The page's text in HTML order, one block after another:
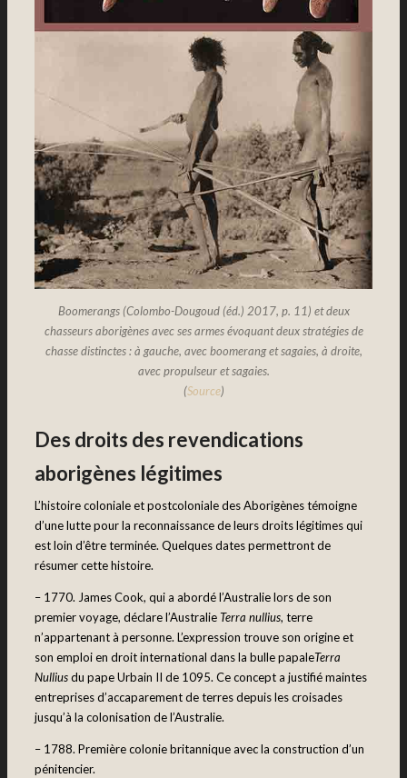
Boomerangs (Colombo-Dougoud (éd.) 2017, p. 11) et deux
chasseurs aborigènes avec ses armes évoquant deux stratégies de
chasse distinctes : à gauche, avec boomerang et sagaies, à droite,
avec propulseur et sagaies.
(Source)
Des droits des revendications
aborigènes légitimes
L’histoire coloniale et postcoloniale des Aborigènes témoigne
d’une lutte pour la reconnaissance de leurs droits légitimes qui
est loin d’être terminée. Quelques dates permettront de
résumer cette histoire.
– 1770. James Cook, qui a abordé l’Australie lors de son
premier voyage, déclare l’AustralieTerra nullius, terre
n’appartenant à personne. L’expression trouve son origine et
son emploi en droit international dans la bulle papaleTerra
Nulliusdu pape Urbain II de 1095. Ce concept a justifié maintes
entreprises d’accaparement de terres depuis les croisades
jusqu’à la colonisation de l’Australie.
– 1788. Première colonie britannique avec la construction d’un
pénitencier.